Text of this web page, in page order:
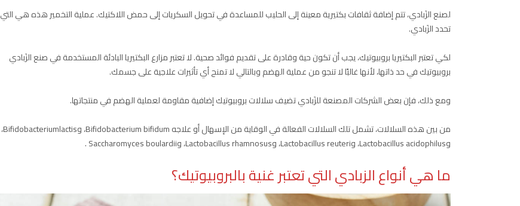
لصنع الزَبادي، تتم إضافة ثقافات بكتيرية معينة إلى الحليب للمساعدة في تحويل السكريات إلى حمض اللاكتيك. عملية التخمير هذه هي التي
تحدد الزَبادي.
لكي تعتبر البكتيريا بروبيوتيك، يجب أن تكون حية وقادرة على تقديم فوائد صحية. لا تعتبر مزارع البكتيريا البادئة المستخدمة في صنع الزَبادي
بروبيوتيك في حد ذاتها، لأنها غالبًا لا تنجو من عملية الهضم وبالتالي لا تمنح أي تأثيرات علاجية على جسمك.
ومع ذلك، فإن بعض الشركات المصنعة للزَبادي تضيف سلالات بروبيوتيك إضافية مقاومة لعملية الهضم في منتجاتها.
من بين هذه السلالات، تشمل تلك السلالات الفعالة في الوقاية من الإسهال أو علاجه Bifidobacterium bifidum، وBifidobacteriumlactis،
وLactobacillus acidophilus، وLactobacillus reuteri، وLactobacillus rhamnosus، وSaccharomyces boulardii .
ما هي أنواع الزبادي التي تعتبر غنية بالبروبيوتيك؟